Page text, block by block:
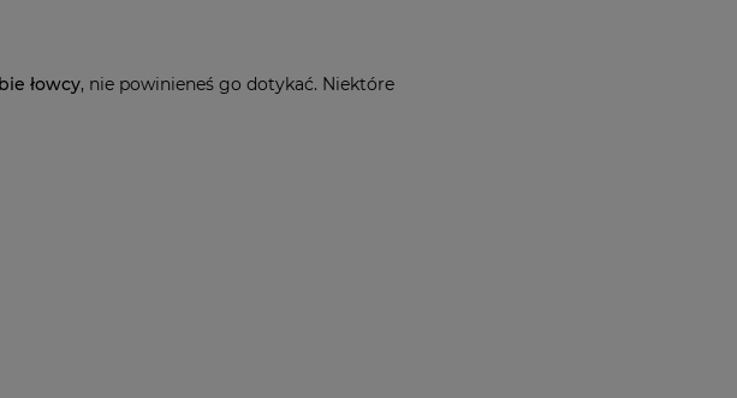
łowcy, nie powinieneś go dotykać. Niektóre